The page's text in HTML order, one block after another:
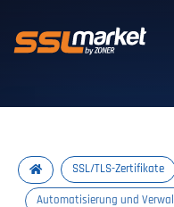
SSL/TLS-Zertifikate
Automatisierung und